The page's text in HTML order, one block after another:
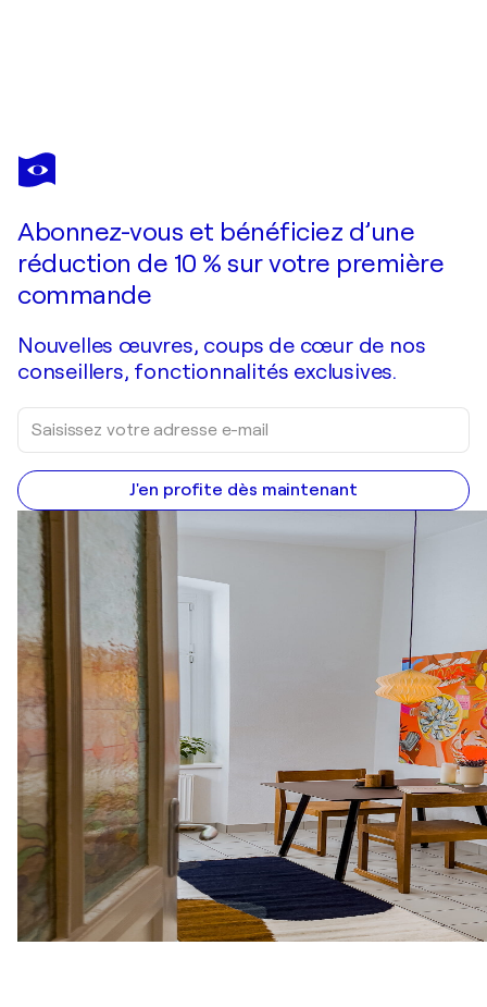
JOSÉ A. MONTECINO
ESPACIO Nº7
Abonnez-vous et bénéficiez d’une
réduction de 10 % sur votre première
commande
Nouvelles œuvres, coups de cœur de nos
conseillers, fonctionnalités exclusives.
J'en profite dès maintenant